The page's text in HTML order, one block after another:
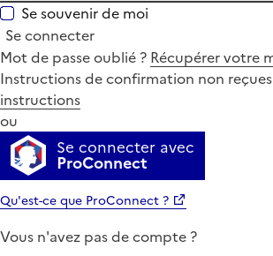
Se souvenir de moi
Se connecter
Mot de passe oublié ? Récupérer votre
Instructions de confirmation non
instructions
ou
Se connecter avec
ProConnect
Qu'est-ce que ProConnect ?
Vous n'avez pas de compte ?